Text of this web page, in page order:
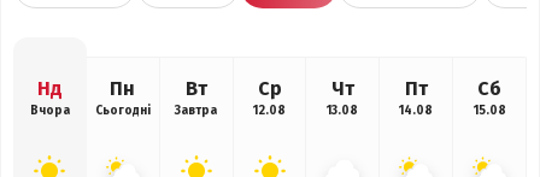
Нд
Вчора
Пн
Сьогодні
Вт
Завтра
Ср
12.08
Чт
13.08
Пт
14.08
Сб
15.08